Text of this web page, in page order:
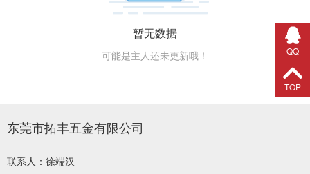
暂无数据
可能是主人还未更新哦！
东莞市拓丰五金有限公司
联系人：徐端汉
QQ
TOP